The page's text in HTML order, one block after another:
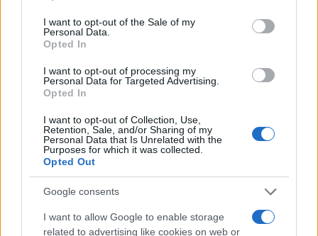
use your data for below specified purposes in below Google
consent section.
I want to opt-out of the Sale of my
Personal Data.
Opted In
I want to opt-out of processing my
Personal Data for Targeted Advertising.
Opted In
I want to opt-out of Collection, Use,
Retention, Sale, and/or Sharing of my
Personal Data that Is Unrelated with the
Purposes for which it was collected.
Opted Out
Google consents
I want to allow Google to enable storage
related to advertising like cookies on web or
Ο Γάλλος σκόραρε ξανά στο 64' με σέντρα-σουτ,
ενώ βρήκε δίχτυα και στο 70' έπειτα από γύρισμα
του Ναουέλ Μολίνα. Η Ατλέτικο Μαδρίτης
Ρεάλ Μαδρίτης στη βαθμολογία, διαθέτοντας και
ένα ματς λιγότερο.